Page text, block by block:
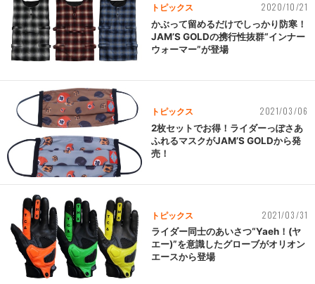
トピックス 2020/10/21
かぶって留めるだけでしっかり防寒！
JAM’S GOLDの携行性抜群“インナー
ウォーマー”が登場
トピックス 2021/03/06
2枚セットでお得！ライダーっぽさあ
ふれるマスクがJAM’S GOLDから発
売！
トピックス 2021/03/31
ライダー同士のあいさつ“Yaeh！(ヤ
エー)”を意識したグローブがオリオン
エースから登場